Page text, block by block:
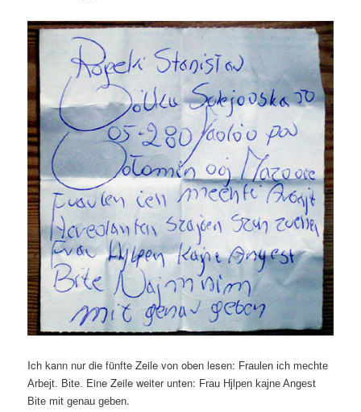
Ich kann nur die fünfte Zeile von oben lesen: Fraulen ich mechte
Arbejt. Bite. Eine Zeile weiter unten: Frau Hjlpen kajne Angest
Bite mit genau geben.